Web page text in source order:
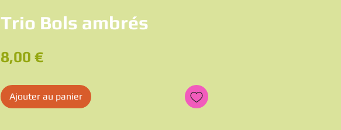
Trio Bols ambrés
8,00 €Prix
Ajouter au panier